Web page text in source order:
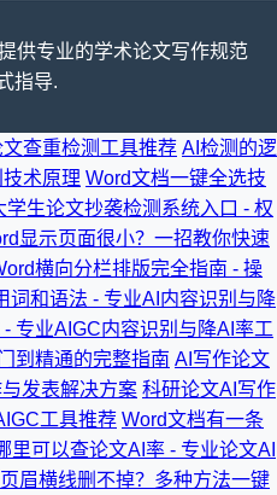
供专业的学术论文写作规范
指导.
查重检测工具推荐 AI检测的逻
术原理 Word文档一键全选技
学生论文抄袭检测系统入口 - 权
显示页面很小？一招教你快速
横向分栏排版完全指南 - 操
词和语法 - 专业AI内容识别与降
专业AIGC内容识别与降AI率工
到精通的完整指南 AI写作论文
发表解决方案 科研论文AI写作
工具推荐 Word文档有一条
里可以查论文AI率 - 专业论文AI
眉横线删不掉？多种方法一键